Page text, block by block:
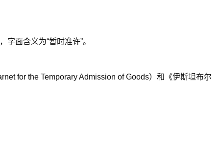
面含义为“暂时准许”。
for the Temporary Admission of Goods）和《伊斯坦布尔